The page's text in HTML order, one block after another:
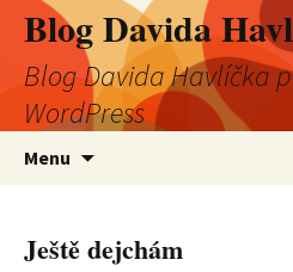
Blog Davida
Blog Davida Havlíčka
WordPress
Menu
Ještě dejchám